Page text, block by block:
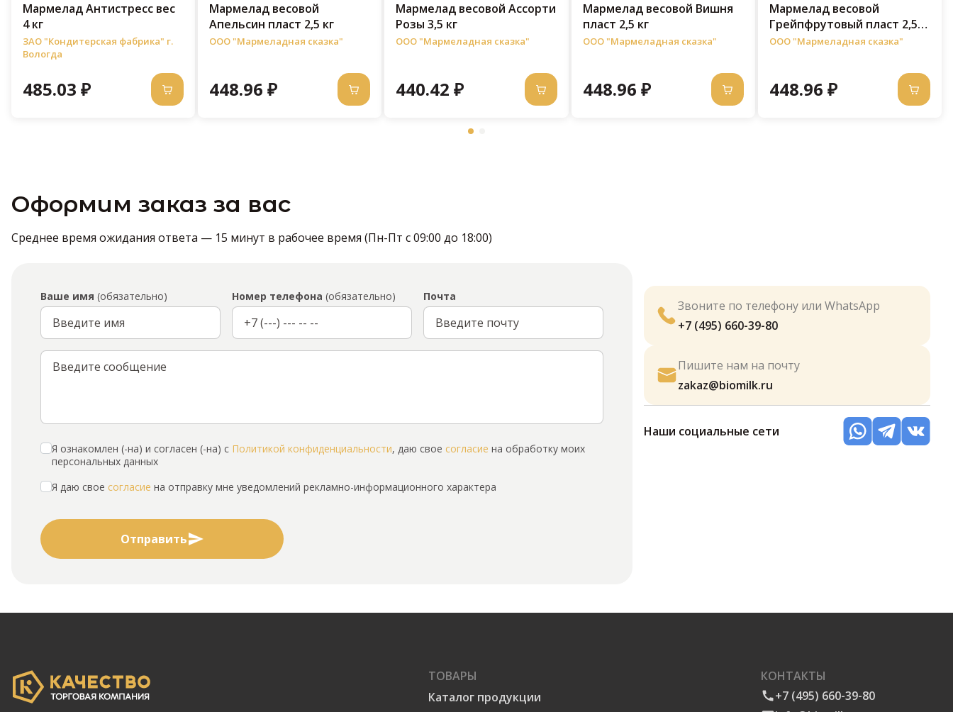
Мармелад Антистресс вес
4 кг
ЗАО "Кондитерская фабрика" г.
Вологда
485.03 ₽
Мармелад весовой
Апельсин пласт 2,5 кг
ООО "Мармеладная сказка"
448.96 ₽
Мармелад весовой Ассорти
Розы 3,5 кг
ООО "Мармеладная сказка"
440.42 ₽
Мармелад весовой Вишня
пласт 2,5 кг
ООО "Мармеладная сказка"
448.96 ₽
Мармелад весовой
Грейпфрутовый пласт 2,5
кг
ООО "Мармеладная сказка"
448.96 ₽
Оформим заказ за вас
Среднее время ожидания ответа — 15 минут в рабочее время (Пн-Пт с 09:00 до 18:00)
Ваше имя (обязательно) Номер телефона (обязательно) Почта
Я ознакомлен (-на) и согласен (-на) с Политикой конфиденциальности, даю свое согласие на обработку моих
персональных данных
Я даю свое согласие на отправку мне уведомлений рекламно-информационного характера
Отправить
Звоните по телефону или WhatsApp
+7 (495) 660-39-80
Пишите нам на почту
zakaz@biomilk.ru
Наши социальные сети
ТОВАРЫ
Каталог продукции
КОНТАКТЫ
+7 (495) 660-39-80